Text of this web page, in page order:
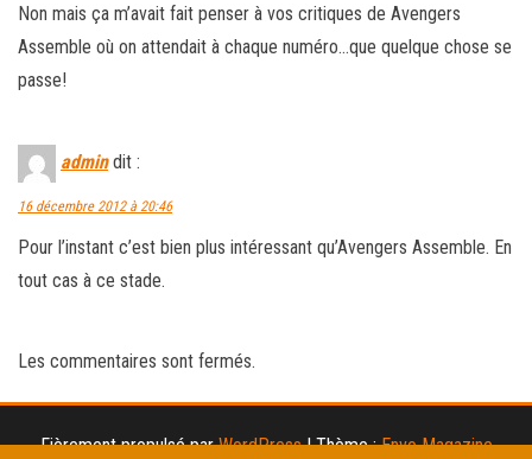
Non mais ça m’avait fait penser à vos critiques de Avengers
Assemble où on attendait à chaque numéro…que quelque chose se
passe!
admin dit :
16 décembre 2012 à 20:46
Pour l’instant c’est bien plus intéressant qu’Avengers Assemble. En
tout cas à ce stade.
Les commentaires sont fermés.
Fièrement propulsé parWordPress |Thème :Envo Magazine